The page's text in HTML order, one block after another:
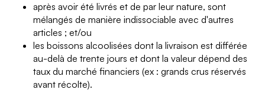
après avoir été livrés et de par leur nature, sont
mélangés de manière indissociable avec d'autres
articles ; et/ou
les boissons alcoolisées dont la livraison est différée
au-delà de trente jours et dont la valeur dépend des
taux du marché financiers (ex : grands crus réservés
avant récolte).